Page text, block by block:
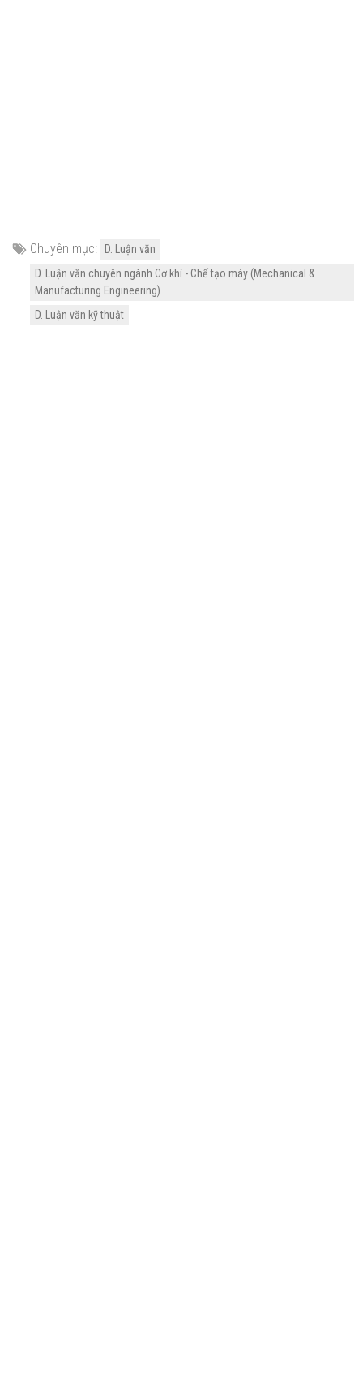
Chuyên mục:
D. Luận văn
D. Luận văn chuyên ngành Cơ khí - Chế tạo máy (Mechanical &
Manufacturing Engineering)
D. Luận văn kỹ thuật